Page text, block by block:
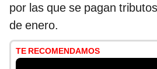
por las que se pagan
de enero.
TE RECOMENDAMOS